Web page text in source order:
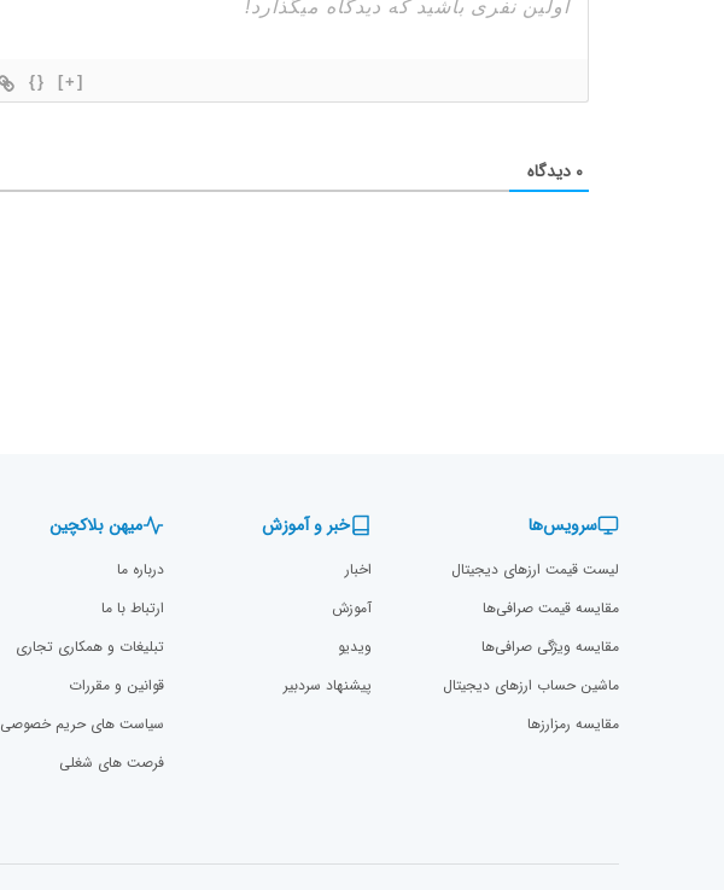
{} [+]
۰ دیدگاه
سرویس‌ها
لیست قیمت ارزهای دیجیتال
مقایسه قیمت صرافی‌ها
مقایسه ویژگی صرافی‌ها
ماشین حساب ارزهای دیجیتال
مقایسه رمزارز‌ها
خبر و آموزش
اخبار
آموزش
ویدیو
پیشنهاد سردبیر
میهن بلاکچین
درباره ما
ارتباط با ما
تبلیغات و همکاری تجاری
قوانین و مقررات
سیاست های حریم خصوصی
فرصت های شغلی